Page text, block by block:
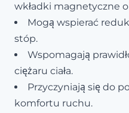
wkładki magnetyczne
Mogą wspierać
stóp.
Wspomagają
ciężaru ciała.
Przyczyniają się do
komfortu ruchu.